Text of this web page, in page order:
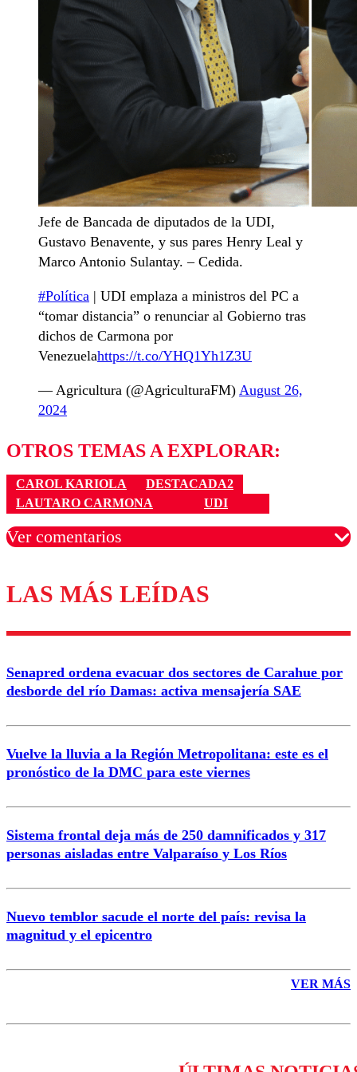
Jefe de Bancada de diputados de la UDI,
Gustavo Benavente, y sus pares Henry Leal y
Marco Antonio Sulantay. – Cedida.
#Política | UDI emplaza a ministros del PC a
“tomar distancia” o renunciar al Gobierno tras
dichos de Carmona por
Venezuelahttps://t.co/YHQ1Yh1Z3U
— Agricultura (@AgriculturaFM) August 26,
2024
OTROS TEMAS A EXPLORAR:
CAROL KARIOLA
DESTACADA2
LAUTARO CARMONA
UDI
Ver comentarios
Los comentarios son moderados para garantizar un
diálogo respetuoso.
Nombre
Correo
Enviar comentario
LAS MÁS LEÍDAS
Senapred ordena evacuar dos sectores de Carahue por
desborde del río Damas: activa mensajería SAE
Vuelve la lluvia a la Región Metropolitana: este es el
pronóstico de la DMC para este viernes
Sistema frontal deja más de 250 damnificados y 317
personas aisladas entre Valparaíso y Los Ríos
Nuevo temblor sacude el norte del país: revisa la
magnitud y el epicentro
VER MÁS